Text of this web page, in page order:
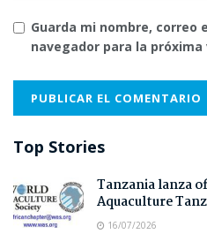
Guarda mi nombre, correo
navegador para la
Top Stories
Tanzania lanza
Aquaculture
16/07/2026